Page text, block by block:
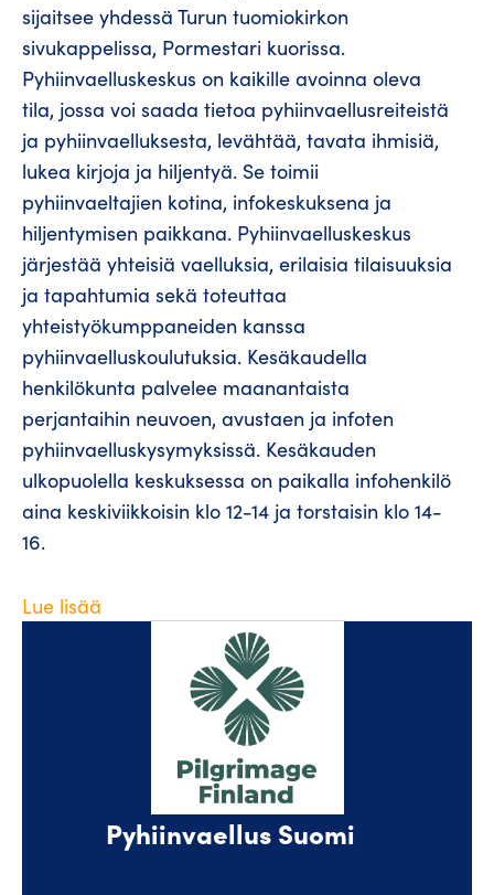
sijaitsee yhdessä Turun tuomiokirkon
sivukappelissa, Pormestari kuorissa.
Pyhiinvaelluskeskus on kaikille avoinna oleva
tila, jossa voi saada tietoa pyhiinvaellusreiteistä
ja pyhiinvaelluksesta, levähtää, tavata ihmisiä,
lukea kirjoja ja hiljentyä. Se toimii
pyhiinvaeltajien kotina, infokeskuksena ja
hiljentymisen paikkana. Pyhiinvaelluskeskus
järjestää yhteisiä vaelluksia, erilaisia tilaisuuksia
ja tapahtumia sekä toteuttaa
yhteistyökumppaneiden kanssa
pyhiinvaelluskoulutuksia. Kesäkaudella
henkilökunta palvelee maanantaista
perjantaihin neuvoen, avustaen ja infoten
pyhiinvaelluskysymyksissä. Kesäkauden
ulkopuolella keskuksessa on paikalla infohenkilö
aina keskiviikkoisin klo 12-14 ja torstaisin klo 14-
16.
Lue lisää
Pyhiinvaellus Suomi